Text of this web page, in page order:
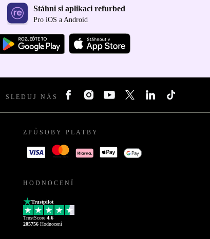
Stáhni si aplikaci refurbed
Pro iOS a Android
SLEDUJ NÁS
ZPŮSOBY PLATBY
HODNOCENÍ
Trustpilot
TrustScore 4.6
205756 Hodnocení